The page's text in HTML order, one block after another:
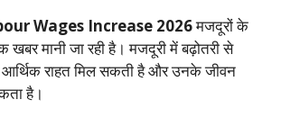
Wages Increase 2026मजदूरों के
खबर मानी जा रही है। मजदूरी में बढ़ोतरी से
आर्थिक राहत मिल सकती है और उनके जीवन
है।